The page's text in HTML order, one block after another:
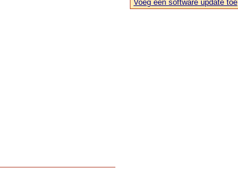
Voeg een software update toe